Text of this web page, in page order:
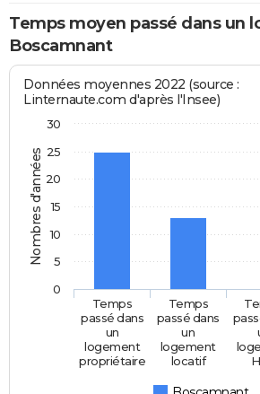
Temps moyen passé dans un
Boscamnant
Nombres d'années
Données moyennes 2022 (source :
Linternaute.com d'après l'Insee)
Temps
passé dans
un
logement
propriétaire
Temps
passé dans
un
logement
locatif
0
5
10
15
20
25
30